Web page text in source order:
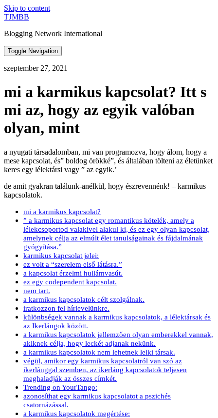
Skip to content
TJMBB
Blogging Network International
Toggle Navigation
szeptember 27, 2021
mi a karmikus kapcsolat? Itt s
mi az, hogy az egyik valóban
olyan, mint
a nyugati társadalomban, mi van programozva, hogy álom, hogy a
mese kapcsolat, és” boldog örökké”, és általában tölteni az életünket
keres egy lélektársi vagy ” az egyik.’
de amit gyakran találunk-anélkül, hogy észrevennénk! – karmikus
kapcsolatok.
mi a karmikus kapcsolat?
” a karmikus kapcsolat egy romantikus kötelék, amely a
lélekcsoportod valakivel alakul ki, és ez egy olyan kapcsolat,
amelynek célja az elmúlt élet tanulságainak és fájdalmának
gyógyítása.”
karmikus kapcsolat jelei:
ez volt a “szerelem első látásra.”
a kapcsolat érzelmi hullámvasút.
ez egy codependent kapcsolat.
nem tart.
a karmikus kapcsolatok célt szolgálnak.
iratkozzon fel hírlevelünkre.
különbségek vannak a karmikus kapcsolatok, a lélektársak és
az Ikerlángok között.
a karmikus kapcsolatok jellemzően olyan emberekkel vannak,
akiknek célja, hogy leckét adjanak nekünk.
a karmikus kapcsolatok nem lehetnek lelki társak.
végül, amikor egy karmikus kapcsolatról van szó az
ikerlánggal szemben, az ikerláng kapcsolatok teljesen
meghaladják az összes címkét.
Trending on YourTango:
azonosíthat egy karmikus kapcsolatot a pszichés
csatornázással.
a karmikus kapcsolatok megértése: